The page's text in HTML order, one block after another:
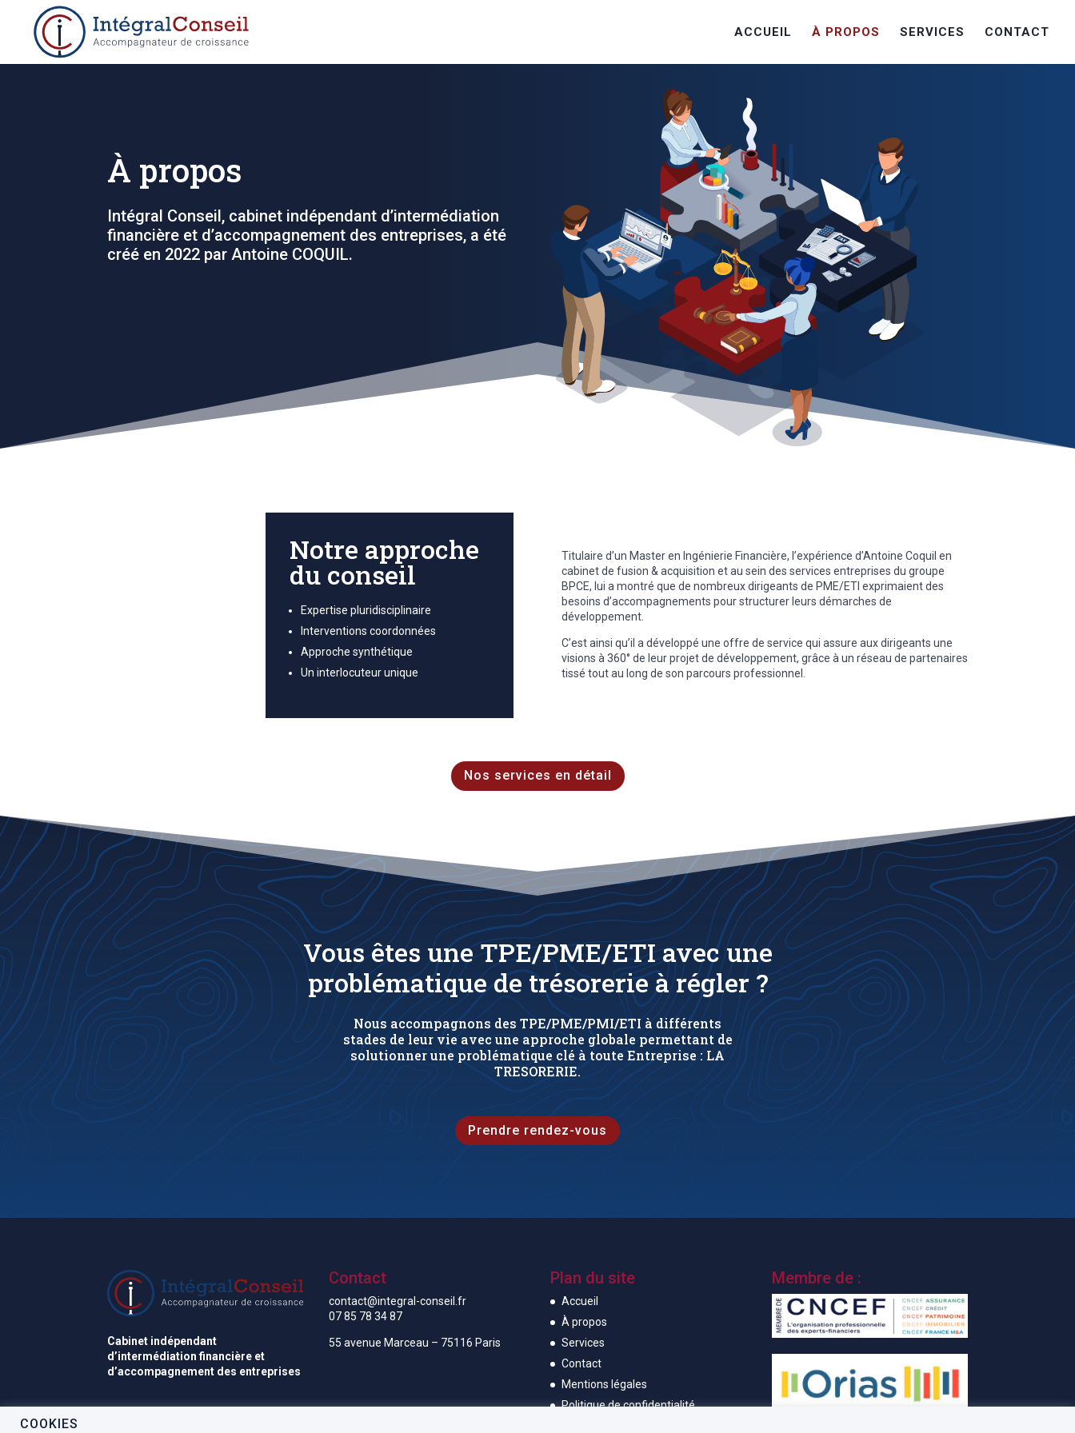
ACCUEIL À PROPOS SERVICES CONTACT
À propos
Intégral Conseil, cabinet indépendant d’intermédiation
financière et d’accompagnement des entreprises, a été
créé en 2022 par Antoine COQUIL.
Notre approche
du conseil
Expertise pluridisciplinaire
Interventions coordonnées
Approche synthétique
Un interlocuteur unique
Titulaire d’un Master en Ingénierie Financière, l’expérience d’Antoine Coquil en
cabinet de fusion & acquisition et au sein des services entreprises du groupe
BPCE, lui a montré que de nombreux dirigeants de PME/ETI exprimaient des
besoins d’accompagnements pour structurer leurs démarches de
développement.
C’est ainsi qu’il a développé une offre de service qui assure aux dirigeants une
visions à 360° de leur projet de développement, grâce à un réseau de partenaires
tissé tout au long de son parcours professionnel.
Nos services en détail
Vous êtes une TPE/PME/ETI avec une
problématique de trésorerie à régler ?
Nous accompagnons des TPE/PME/PMI/ETI à différents
stades de leur vie avec une approche globale permettant de
solutionner une problématique clé à toute Entreprise : LA
TRESORERIE.
Prendre rendez-vous
Cabinet indépendant
d’intermédiation financière et
d’accompagnement des entreprises
Contact
contact@integral-conseil.fr
07 85 78 34 87
55 avenue Marceau – 75116 Paris
Plan du site
Accueil
À propos
Services
Contact
Mentions légales
Politique de confidentialité
Membre de :
COOKIES